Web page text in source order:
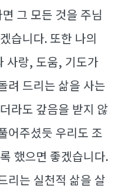
그 모든 것을 주님
습니다. 또한 나의
사랑, 도움, 기도가
려 드리는 삶을 사는
라도 갚음을 받지 않
어주셨듯 우리도 조
했으면 좋겠습니다.
리는 실천적 삶을 살